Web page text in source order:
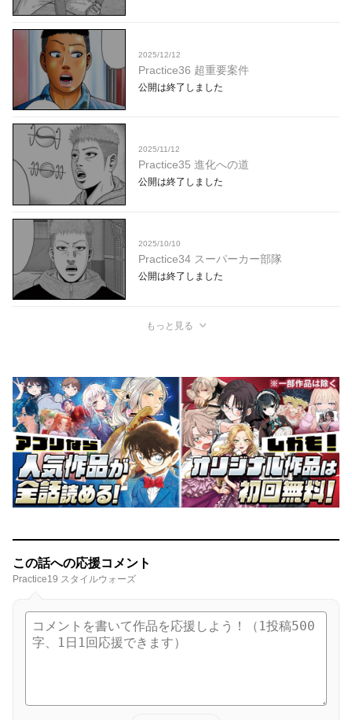
2025/12/12
Practice36 超重要案件
公開は終了しました
2025/11/12
Practice35 進化への道
公開は終了しました
2025/10/10
Practice34 スーパーカー部隊
公開は終了しました
もっと見る
この話への応援コメント
Practice19 スタイルウォーズ